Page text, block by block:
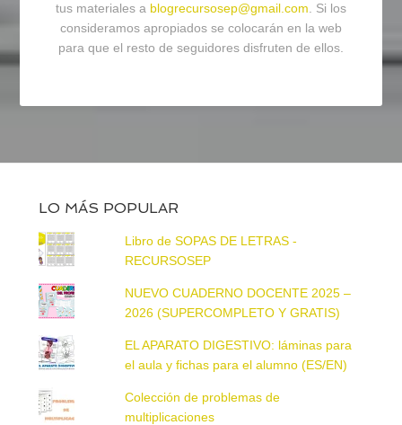
tus materiales a blogrecursosep@gmail.com. Si los
consideramos apropiados se colocarán en la web
para que el resto de seguidores disfruten de ellos.
LO MÁS POPULAR
Libro de SOPAS DE LETRAS -
RECURSOSEP
NUEVO CUADERNO DOCENTE 2025 –
2026 (SUPERCOMPLETO Y GRATIS)
EL APARATO DIGESTIVO: láminas para
el aula y fichas para el alumno (ES/EN)
Colección de problemas de
multiplicaciones